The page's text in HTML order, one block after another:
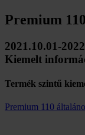
Premium
2021.10.01-
Kiemelt
Termék szintű
Premium 110